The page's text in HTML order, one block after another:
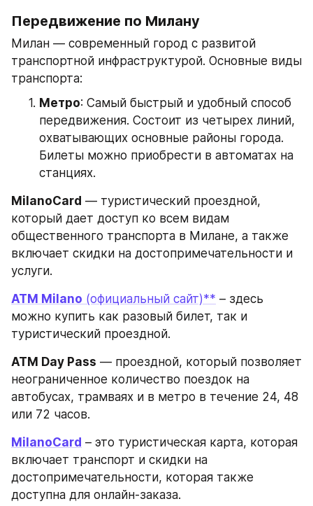
Передвижение по Милану
Милан — современный город с развитой
транспортной инфраструктурой. Основные виды
транспорта:
Метро: Самый быстрый и удобный способ
передвижения. Состоит из четырех линий,
охватывающих основные районы города.
Билеты можно приобрести в автоматах на
станциях.
MilanoCard — туристический проездной,
который дает доступ ко всем видам
общественного транспорта в Милане, а также
включает скидки на достопримечательности и
услуги.
ATM Milano (официальный сайт)** – здесь
можно купить как разовый билет, так и
туристический проездной.
ATM Day Pass — проездной, который позволяет
неограниченное количество поездок на
автобусах, трамваях и в метро в течение 24, 48
или 72 часов.
MilanoCard – это туристическая карта, которая
включает транспорт и скидки на
достопримечательности, которая также
доступна для онлайн-заказа.